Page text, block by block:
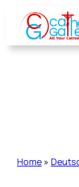
Skip
content
Home »